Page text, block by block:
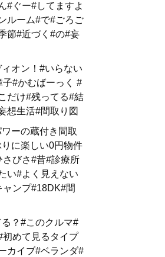
#ぐー#してますよ
ルーム#で#ごろご
節#近づく#の#妄
オン！#いらない
子#かむばーっく #
だけ#残ってる#結
想生活#間取り図
ーの蔵付き間取
りに楽しい0円物件
さびさ#昔#診療所
い#よく見えない
ンプ#18DK#間
？#このクルマ#
初めて見るタイプ
カイブ#ベランダ#